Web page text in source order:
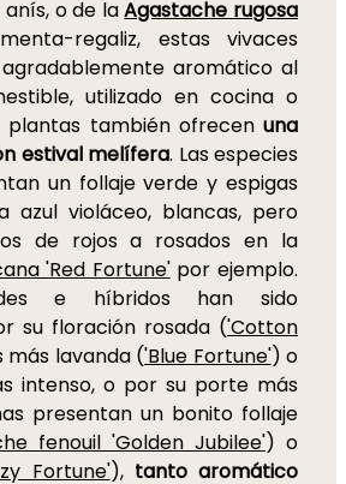
o de laAgastache rugosa
regaliz, estas vivaces
aromático al
utilizado en cocina o
plantas también ofrecen una
estival melífera. Las especies
un follaje verde y espigas
azul violáceo, blancas, pero
de rojos a rosados en la
'Red Fortune'por ejemplo.
e híbridos han sido
su floración rosada ('Cotton
más lavanda ('Blue Fortune') o
intenso, o por su porte más
presentan un bonito follaje
fenouil 'Golden Jubilee') o
Fortune'), tanto aromático